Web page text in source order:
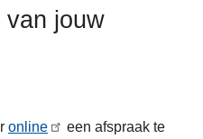
van jouw
online
een afspraak te